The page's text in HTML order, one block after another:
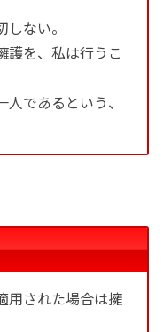
ない。
護を、私は行うこ
であるという、
用された場合は擁